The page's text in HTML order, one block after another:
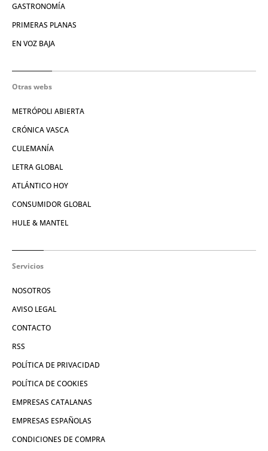
GASTRONOMÍA
PRIMERAS PLANAS
EN VOZ BAJA
Otras webs
METRÓPOLI ABIERTA
CRÓNICA VASCA
CULEMANÍA
LETRA GLOBAL
ATLÁNTICO HOY
CONSUMIDOR GLOBAL
HULE & MANTEL
Servicios
NOSOTROS
AVISO LEGAL
CONTACTO
RSS
POLÍTICA DE PRIVACIDAD
POLÍTICA DE COOKIES
EMPRESAS CATALANAS
EMPRESAS ESPAÑOLAS
CONDICIONES DE COMPRA